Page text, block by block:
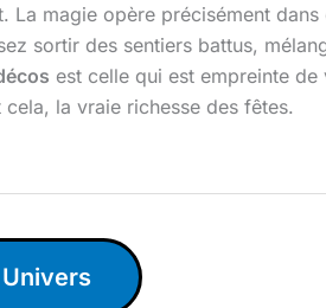
magie opère précisément
sortir des sentiers battus,
est celle qui est empreinte
la vraie richesse des fêtes.